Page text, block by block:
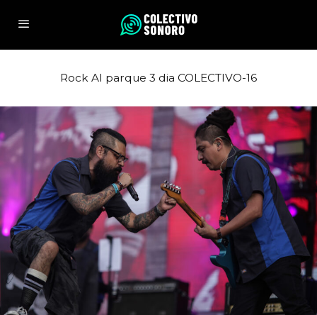
Rock Al parque 3 dia COLECTIVO-16